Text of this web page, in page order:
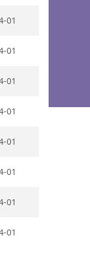
01
01
01
01
01
01
01
01